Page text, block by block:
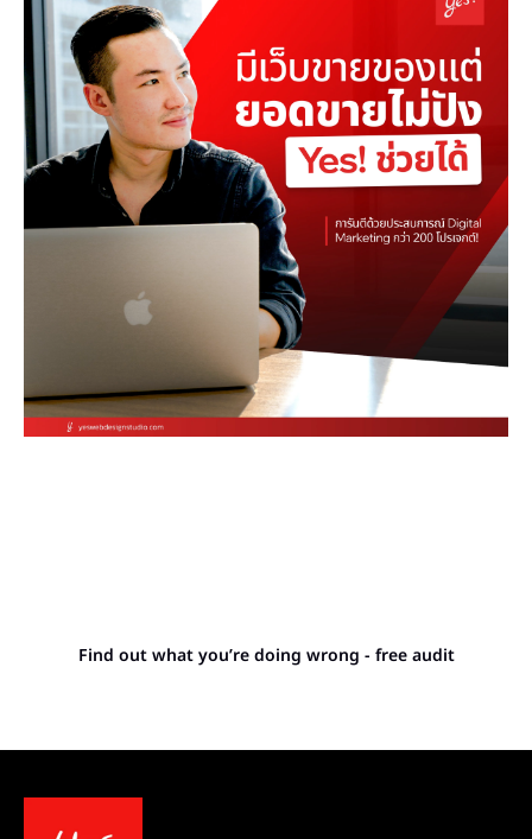
Find out what you’re doing wrong - free audit